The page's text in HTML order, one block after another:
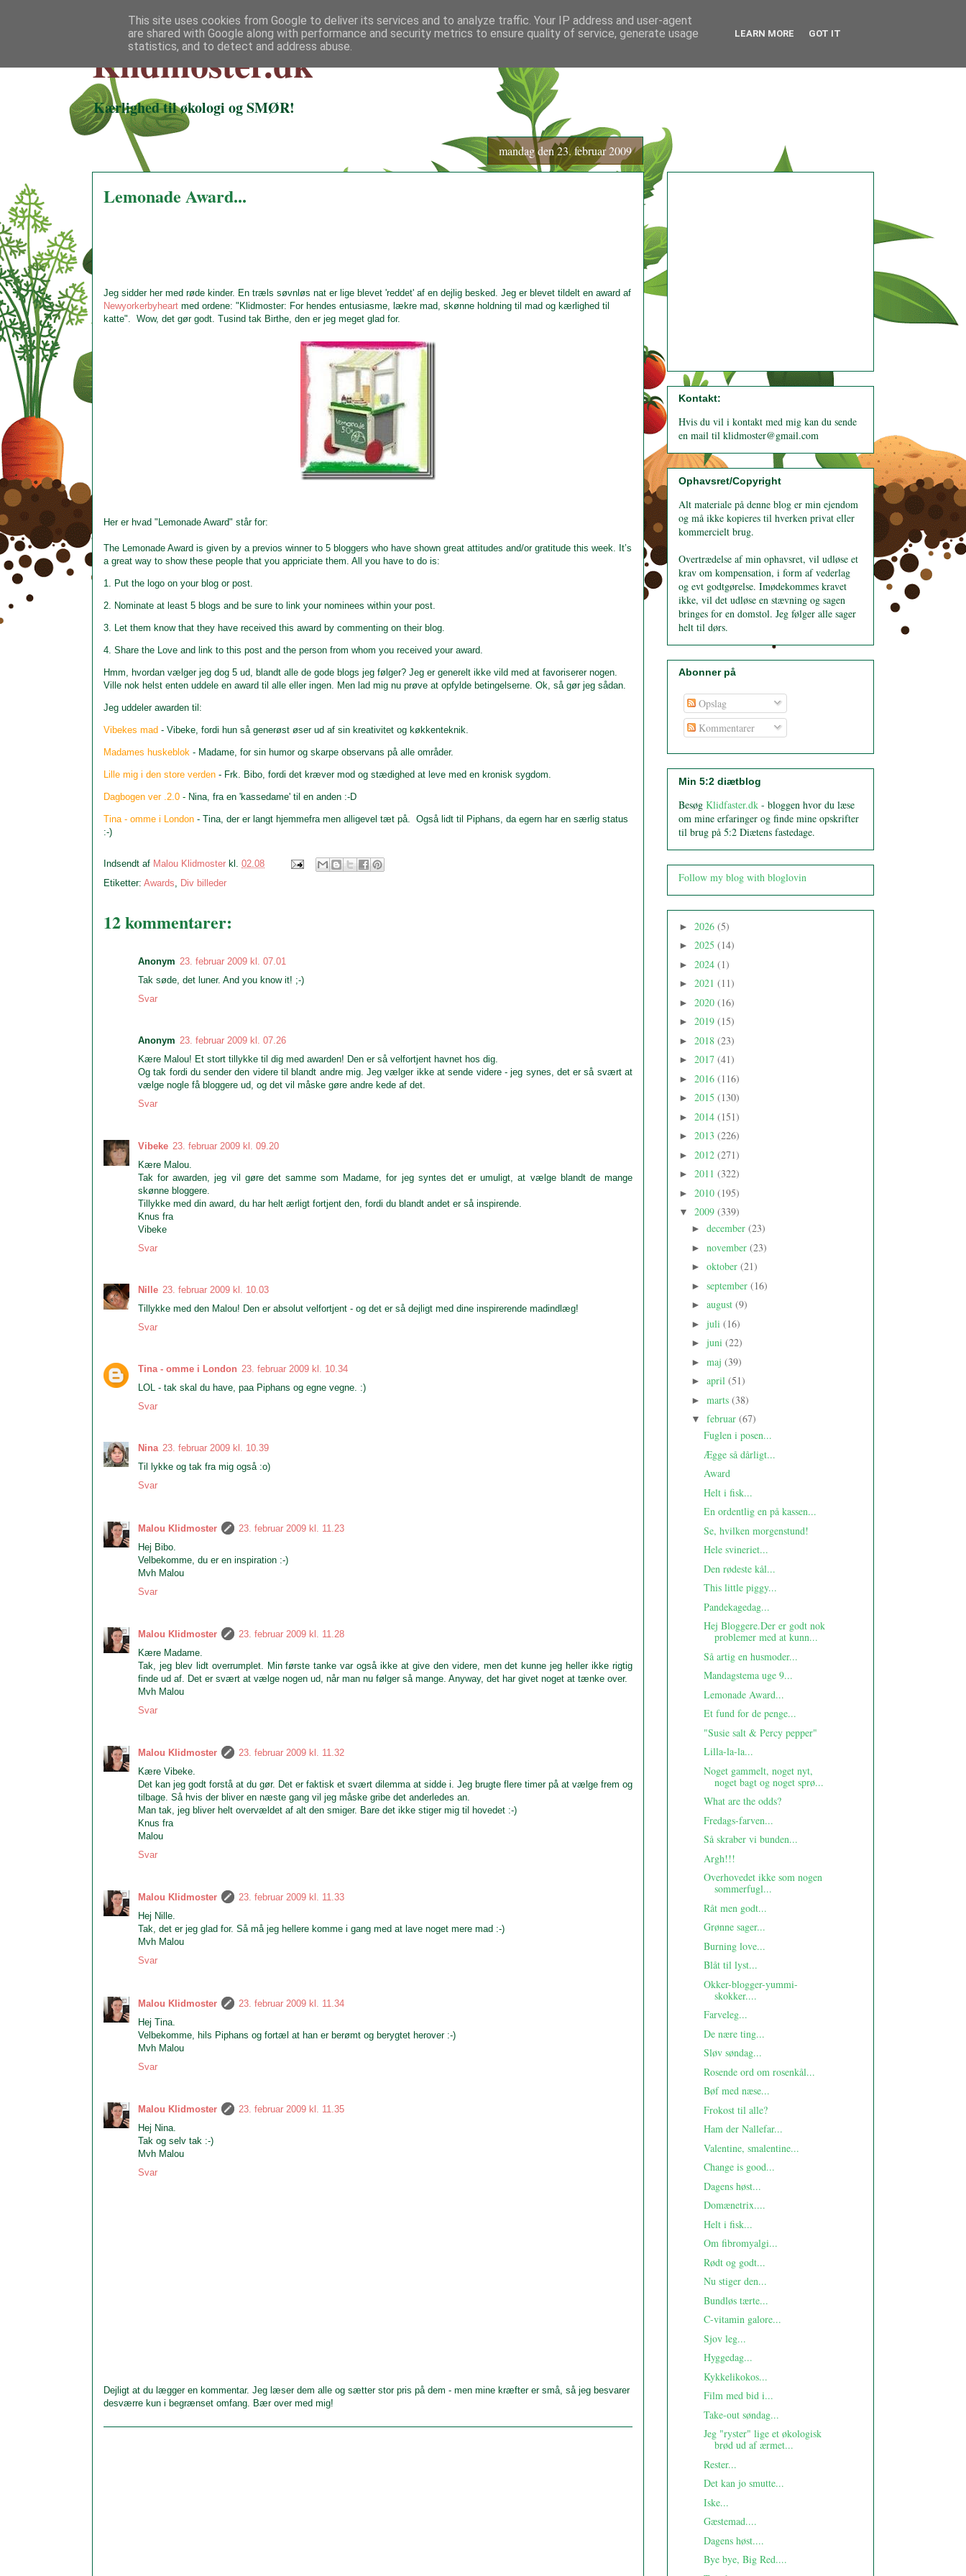
Klidmoster.dk
Kærlighed til økologi og SMØR!
mandag den 23. februar 2009
Lemonade Award...
Jeg sidder her med røde kinder. En træls søvnløs nat er lige blevet 'reddet' af en dejlig besked. Jeg er blevet tildelt en award af
Newyorkerbyheart med ordene: "Klidmoster: For hendes entusiasme, lækre mad, skønne holdning til mad og kærlighed til
katte". Wow, det gør godt. Tusind tak Birthe, den er jeg meget glad for.
Her er hvad "Lemonade Award" står for:
The Lemonade Award is given by a previos winner to 5 bloggers who have shown great attitudes and/or gratitude this week. It’s
a great way to show these people that you appriciate them. All you have to do is:
1. Put the logo on your blog or post.
2. Nominate at least 5 blogs and be sure to link your nominees within your post.
3. Let them know that they have received this award by commenting on their blog.
4. Share the Love and link to this post and the person from whom you received your award.
Hmm, hvordan vælger jeg dog 5 ud, blandt alle de gode blogs jeg følger? Jeg er generelt ikke vild med at favoriserer nogen.
Ville nok helst enten uddele en award til alle eller ingen. Men lad mig nu prøve at opfylde betingelserne. Ok, så gør jeg sådan.
Jeg uddeler awarden til:
Vibekes mad - Vibeke, fordi hun så generøst øser ud af sin kreativitet og køkkenteknik.
Madames huskeblok - Madame, for sin humor og skarpe observans på alle områder.
Lille mig i den store verden - Frk. Bibo, fordi det kræver mod og stædighed at leve med en kronisk sygdom.
Dagbogen ver .2.0 - Nina, fra en 'kassedame' til en anden :-D
Tina - omme i London - Tina, der er langt hjemmefra men alligevel tæt på. Også lidt til Piphans, da egern har en særlig status
:-)
Indsendt af Malou Klidmoster kl. 02.08
Etiketter: Awards, Div billeder
12 kommentarer:
Anonym 23. februar 2009 kl. 07.01
Tak søde, det luner. And you know it! ;-)
Svar
Anonym 23. februar 2009 kl. 07.26
Kære Malou! Et stort tillykke til dig med awarden! Den er så velfortjent havnet hos dig.
Og tak fordi du sender den videre til blandt andre mig. Jeg vælger ikke at sende videre - jeg synes, det er så svært at
vælge nogle få bloggere ud, og det vil måske gøre andre kede af det.
Svar
Vibeke 23. februar 2009 kl. 09.20
Kære Malou.
Tak for awarden, jeg vil gøre det samme som Madame, for jeg syntes det er umuligt, at vælge blandt de mange
skønne bloggere.
Tillykke med din award, du har helt ærligt fortjent den, fordi du blandt andet er så inspirende.
Knus fra
Vibeke
Svar
Nille 23. februar 2009 kl. 10.03
Tillykke med den Malou! Den er absolut velfortjent - og det er så dejligt med dine inspirerende madindlæg!
Svar
Tina - omme i London 23. februar 2009 kl. 10.34
LOL - tak skal du have, paa Piphans og egne vegne. :)
Svar
Nina 23. februar 2009 kl. 10.39
Til lykke og tak fra mig også :o)
Svar
Malou Klidmoster
23. februar 2009 kl. 11.23
Hej Bibo.
Velbekomme, du er en inspiration :-)
Mvh Malou
Svar
Malou Klidmoster
23. februar 2009 kl. 11.28
Kære Madame.
Tak, jeg blev lidt overrumplet. Min første tanke var også ikke at give den videre, men det kunne jeg heller ikke rigtig
finde ud af. Det er svært at vælge nogen ud, når man nu følger så mange. Anyway, det har givet noget at tænke over.
Mvh Malou
Svar
Malou Klidmoster
23. februar 2009 kl. 11.32
Kære Vibeke.
Det kan jeg godt forstå at du gør. Det er faktisk et svært dilemma at sidde i. Jeg brugte flere timer på at vælge frem og
tilbage. Så hvis der bliver en næste gang vil jeg måske gribe det anderledes an.
Man tak, jeg bliver helt overvældet af alt den smiger. Bare det ikke stiger mig til hovedet :-)
Knus fra
Malou
Svar
Malou Klidmoster
23. februar 2009 kl. 11.33
Hej Nille.
Tak, det er jeg glad for. Så må jeg hellere komme i gang med at lave noget mere mad :-)
Mvh Malou
Svar
Malou Klidmoster
23. februar 2009 kl. 11.34
Hej Tina.
Velbekomme, hils Piphans og fortæl at han er berømt og berygtet herover :-)
Mvh Malou
Svar
Malou Klidmoster
23. februar 2009 kl. 11.35
Hej Nina.
Tak og selv tak :-)
Mvh Malou
Svar
Dejligt at du lægger en kommentar. Jeg læser dem alle og sætter stor pris på dem - men mine kræfter er små, så jeg besvarer
desværre kun i begrænset omfang. Bær over med mig!
Kontakt:
Hvis du vil i kontakt med mig kan du sende
en mail til klidmoster@gmail.com
Ophavsret/Copyright
Alt materiale på denne blog er min ejendom
og må ikke kopieres til hverken privat eller
kommercielt brug.
Overtrædelse af min ophavsret, vil udløse et
krav om kompensation, i form af vederlag
og evt godtgørelse. Imødekommes kravet
ikke, vil det udløse en stævning og sagen
bringes for en domstol. Jeg følger alle sager
helt til dørs.
Abonner på
Opslag
Kommentarer
Min 5:2 diætblog
Besøg Klidfaster.dk - bloggen hvor du læse
om mine erfaringer og finde mine opskrifter
til brug på 5:2 Diætens fastedage.
Follow my blog with bloglovin
► 2026 (5)
► 2025 (14)
► 2024 (1)
► 2021 (11)
► 2020 (16)
► 2019 (15)
► 2018 (23)
► 2017 (41)
► 2016 (116)
► 2015 (130)
► 2014 (151)
► 2013 (226)
► 2012 (271)
► 2011 (322)
► 2010 (195)
▼ 2009 (339)
► december (23)
► november (23)
► oktober (21)
► september (16)
► august (9)
► juli (16)
► juni (22)
► maj (39)
► april (51)
► marts (38)
▼ februar (67)
Fuglen i posen...
Ægge så dårligt...
Award
Helt i fisk...
En ordentlig en på kassen...
Se, hvilken morgenstund!
Hele svineriet...
Den rødeste kål...
This little piggy...
Pandekagedag...
Hej Bloggere.Der er godt nok
problemer med at kunn...
Så artig en husmoder...
Mandagstema uge 9...
Lemonade Award...
Et fund for de penge...
"Susie salt & Percy pepper"
Lilla-la-la...
Noget gammelt, noget nyt,
noget bagt og noget sprø...
What are the odds?
Fredags-farven...
Så skraber vi bunden...
Argh!!!
Overhovedet ikke som nogen
sommerfugl...
Råt men godt...
Grønne sager...
Burning love...
Blåt til lyst...
Okker-blogger-yummi-
skokker....
Farveleg...
De nære ting...
Sløv søndag...
Rosende ord om rosenkål...
Bøf med næse...
Frokost til alle?
Ham der Nallefar...
Valentine, smalentine...
Change is good...
Dagens høst...
Domænetrix....
Helt i fisk...
Om fibromyalgi...
Rødt og godt...
Nu stiger den...
Bundløs tærte...
C-vitamin galore...
Sjov leg...
Hyggedag...
Kykkelikokos...
Film med bid i...
Take-out søndag...
Jeg "ryster" lige et økologisk
brød ud af ærmet...
Rester...
Det kan jo smutte...
Iske...
Gæstemad....
Dagens høst....
Bye bye, Big Red....
This site uses cookies from Google to deliver its services and to analyze traffic. Your IP address and user-agent
are shared with Google along with performance and security metrics to ensure quality of service, generate usage
statistics, and to detect and address abuse.
LEARN MORE GOT IT